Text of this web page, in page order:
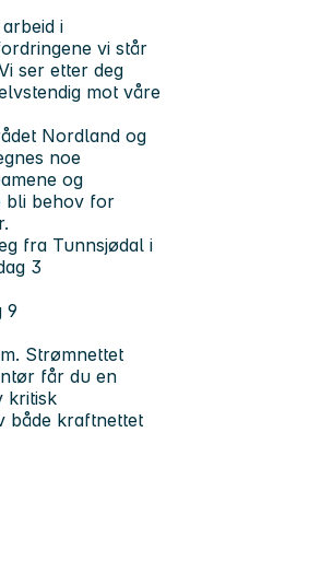
i
vi står
ser etter deg
mot våre
Nordland og
noe
og
bli behov for
fra Tunnsjødal i
3
9
Strømnettet
får du en
kritisk
både kraftnettet